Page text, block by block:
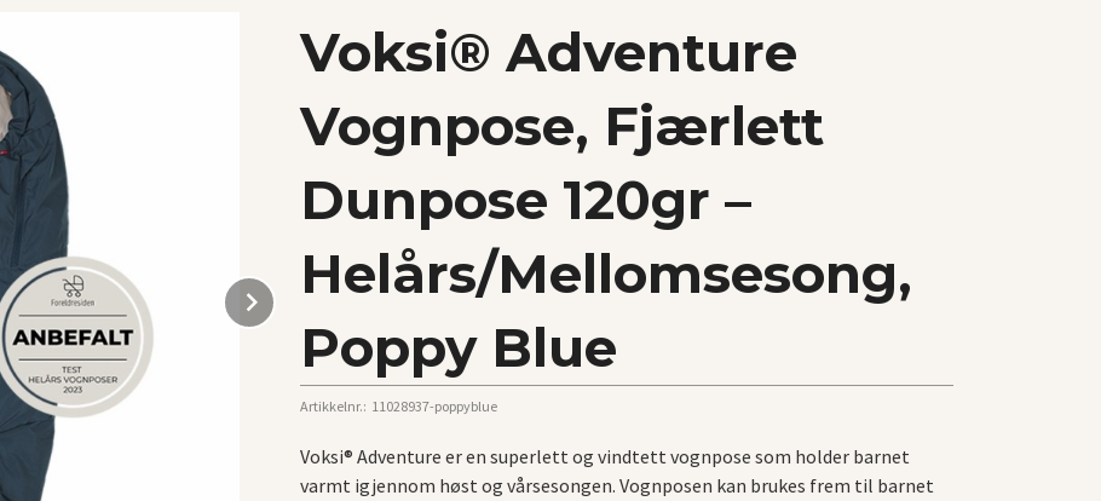
Next
Voksi® Adventure
Vognpose, Fjærlett
Dunpose 120gr –
Helårs/Mellomsesong,
Poppy Blue
Artikkelnr.: 11028937-poppyblue
Voksi® Adventure er en superlett og vindtett vognpose som holder barnet
varmt igjennom høst og vårsesongen. Vognposen kan brukes frem til barnet